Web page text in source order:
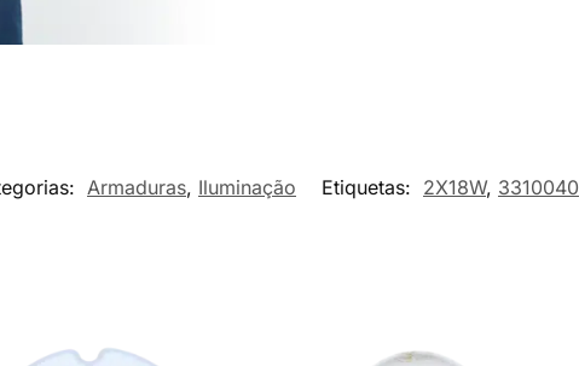
Armaduras, Iluminação Etiquetas: 2X18W, 3310040